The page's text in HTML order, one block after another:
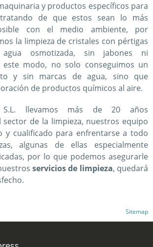
y productos específicos para
de que estos sean lo más
con el medio ambiente, por
la limpieza de cristales con pértigas
osmotizada, sin jabones ni
este modo, no solo conseguimos un
y sin marcas de agua, sino que
de productos químicos al aire.
S.L. llevamos más de 20 años
sector de la limpieza, nuestros equipo
y cualificado para enfrentarse a todo
algunas de ellas especialmente
por lo que podemos asegurarle
servicios de limpieza, quedará
Sitemap